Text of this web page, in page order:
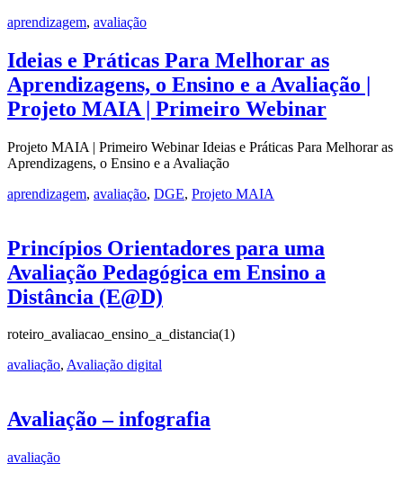
aprendizagem, avaliação
Ideias e Práticas Para Melhorar as
Aprendizagens, o Ensino e a Avaliação |
Projeto MAIA | Primeiro Webinar
Projeto MAIA | Primeiro Webinar Ideias e Práticas Para Melhorar as
Aprendizagens, o Ensino e a Avaliação
aprendizagem, avaliação, DGE, Projeto MAIA
Princípios Orientadores para uma
Avaliação Pedagógica em Ensino a
Distância (E@D)
roteiro_avaliacao_ensino_a_distancia(1)
avaliação, Avaliação digital
Avaliação – infografia
avaliação